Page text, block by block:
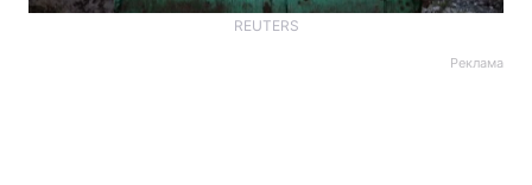
REUTERS
Реклама